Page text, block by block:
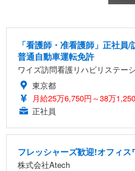
「看護師・准看護師」正社
普通自動車運転免許
ワイズ訪問看護リハビリステー
東京都
月給25万6,750円～38万
正社員
フレッシャーズ歓迎!オフィ
株式会社Atech